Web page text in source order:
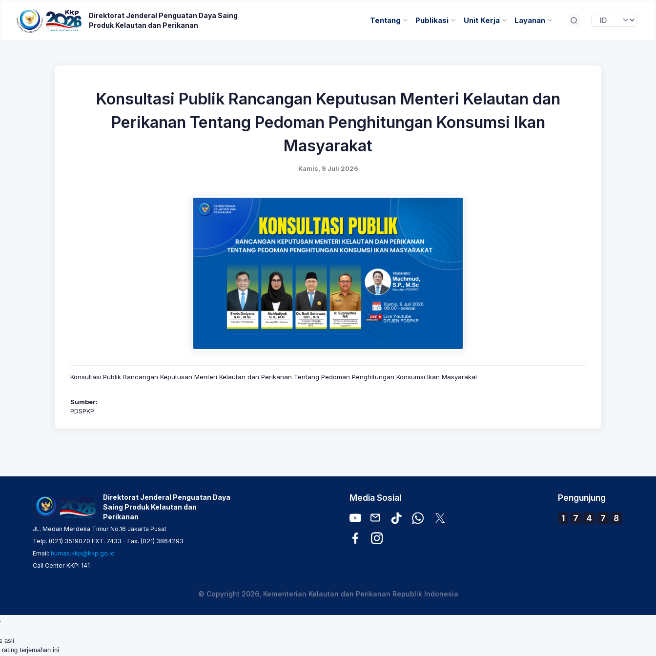
Direktorat Jenderal Penguatan Daya Saing
Produk Kelautan dan Perikanan
Tentang Publikasi Unit Kerja Layanan
Konsultasi Publik Rancangan Keputusan Menteri Kelautan dan
Perikanan Tentang Pedoman Penghitungan Konsumsi Ikan
Masyarakat
Kamis, 9 Juli 2026
Konsultasi Publik Rancangan Keputusan Menteri Kelautan dan Perikanan Tentang Pedoman Penghitungan Konsumsi Ikan Masyarakat
Sumber:
PDSPKP
Direktorat Jenderal Penguatan Daya
Saing Produk Kelautan dan
Perikanan
JL. Medan Merdeka Timur No.16 Jakarta Pusat
Telp. (021) 3519070 EXT. 7433 – Fax. (021) 3864293
Email: humas.kkp@kkp.go.id
Call Center KKP: 141
Media Sosial Pengunjung
1 7 4 7 8
© Copyright 2026, Kementerian Kelautan dan Perikanan Republik Indonesia
.
asli
rating terjemahan ini